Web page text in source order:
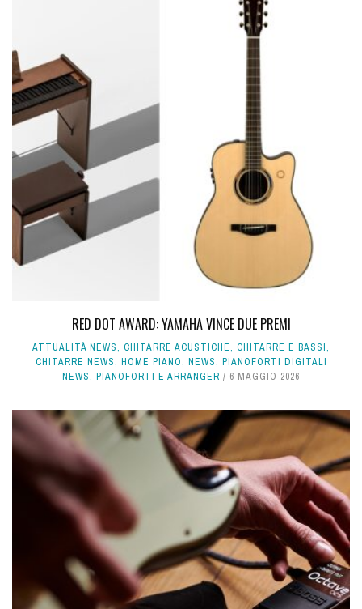
RED DOT AWARD: YAMAHA VINCE DUE PREMI
ATTUALITÀ NEWS, CHITARRE ACUSTICHE, CHITARRE E BASSI,
CHITARRE NEWS, HOME PIANO, NEWS, PIANOFORTI DIGITALI
NEWS, PIANOFORTI E ARRANGER 6 MAGGIO 2026